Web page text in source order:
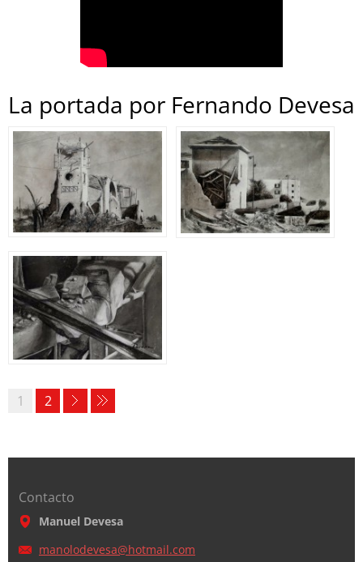
La portada por Fernando Devesa
1 2
Contacto
Manuel Devesa
manolodevesa@hotmail.com